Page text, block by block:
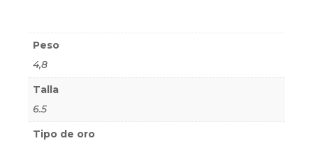
Peso
4,8
Talla
6.5
Tipo de oro